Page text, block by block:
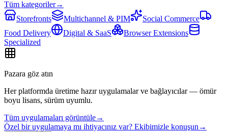
Tüm kategoriler→
Storefronts
Multichannel & PIM
Social Commerce
Food Delivery
Digital & SaaS
Browser Extensions
Specialized
Pazara göz atın
Her platformda üretime hazır uygulamalar ve bağlayıcılar — ömür
boyu lisans, sürüm uyumlu.
Tüm uygulamaları görüntüle→
Özel bir uygulamaya mı ihtiyacınız var? Ekibimizle konuşun →